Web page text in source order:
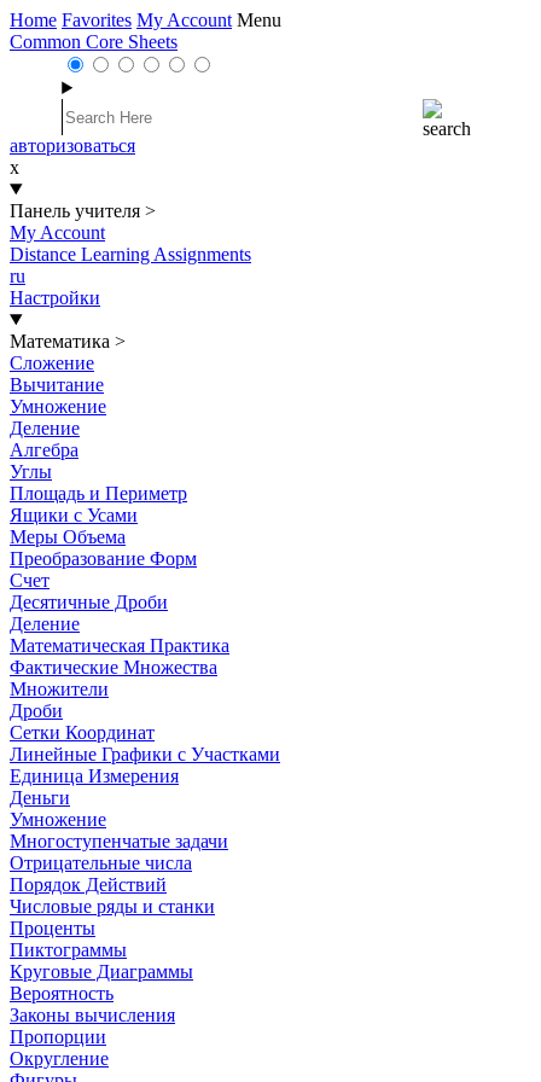
Home Favorites My Account Menu
Common Core Sheets
авторизоваться
x
Панель учителя >
My Account
Distance Learning Assignments
ru
Настройки
Математика >
Сложение
Вычитание
Умножение
Деление
Алгебра
Углы
Площадь и Периметр
Ящики с Усами
Меры Объема
Преобразование Форм
Счет
Десятичные Дроби
Деление
Математическая Практика
Фактические Множества
Множители
Дроби
Сетки Координат
Линейные Графики с Участками
Единица Измерения
Деньги
Умножение
Многоступенчатые задачи
Отрицательные числа
Порядок Действий
Числовые ряды и станки
Проценты
Пиктограммы
Круговые Диаграммы
Вероятность
Законы вычисления
Пропорции
Округление